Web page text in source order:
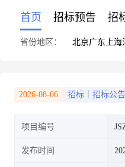
首页 招标预告 招
省份地区： 北京广东 上海
2026-08-06 招标｜招标公告
项目编号
发布时间